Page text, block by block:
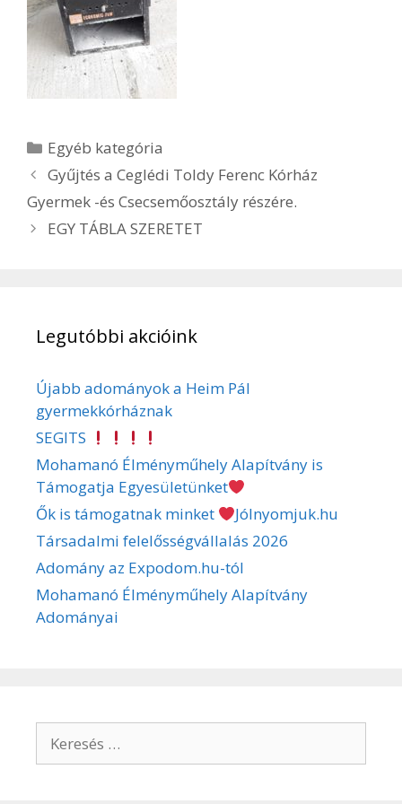
Kategória
Egyéb kategória
Gyűjtés a Ceglédi Toldy Ferenc Kórház
Gyermek -és Csecsemőosztály részére.
EGY TÁBLA SZERETET
Legutóbbi akcióink
Újabb adományok a Heim Pál
gyermekkórháznak
SEGITS
Mohamanó Élményműhely Alapítvány is
Támogatja Egyesületünket
Ők is támogatnak minket
Jólnyomjuk.hu
Társadalmi felelősségvállalás 2026
Adomány az Expodom.hu-tól
Mohamanó Élményműhely Alapítvány
Adományai